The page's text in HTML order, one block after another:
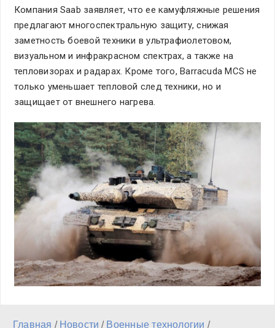
Компания Saab заявляет, что ее камуфляжные решения
предлагают многоспектральную защиту, снижая
заметность боевой техники в ультрафиолетовом,
визуальном и инфракрасном спектрах, а также на
тепловизорах и радарах. Кроме того, Barracuda MCS не
только уменьшает тепловой след техники, но и
защищает от внешнего нагрева.
Главная / Новости / Военные технологии /